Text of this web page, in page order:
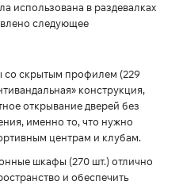
использована в раздевалках
следующее
скрытым профилем (229
конструкция,
открывание дверей без
именно то, что нужно
центрам и клубам.
шкафы (270 шт.) отлично
и обеспечить